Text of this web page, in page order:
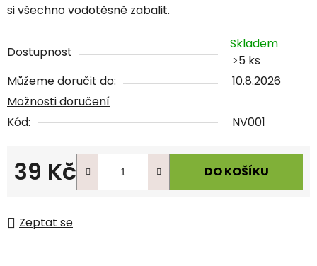
si všechno vodotěsně zabalit.
Dostupnost
Skladem
>5 ks
Můžeme doručit do:
10.8.2026
Možnosti doručení
Kód:
NV001
39 Kč
Měrná cena:
DO KOŠÍKU
Zeptat se